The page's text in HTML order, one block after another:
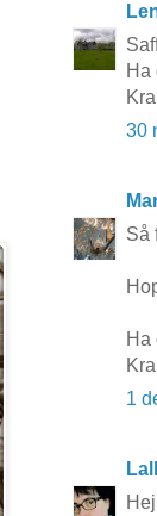
Ha
30
Så
Ha
1